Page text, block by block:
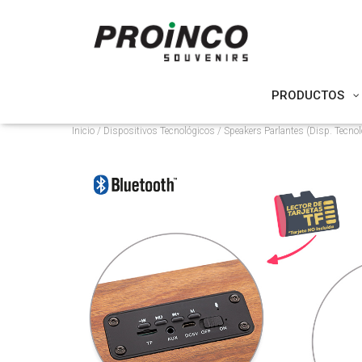
PRODUCTOS
Inicio/ Dispositivos Tecnológicos / Speakers Parlantes (Disp.